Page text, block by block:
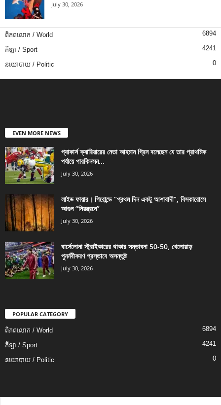
July 30, 2026
ពិភពលោក / World 6894
កីឡា / Sport 4241
នយោបាយ / Politic 0
EVEN MORE NEWS
প্যাকার্স ক্যারিয়ারের নেতা আহমান গ্রিন বলেছেন যে তার প্রাথমিক
পর্যায়ে পারকিনসন...
July 30, 2026
লাইভ ফায়ার। গিরোন্ডে “প্রথম দিন একটু আশাবাদী”, বিসকারোসে
আগুন “নিয়ন্ত্রনে”
July 30, 2026
বার্সেলোনা স্ট্রাইকারের থাকার সম্ভাবনা 50-50, খেলোয়াড়
পুনর্নবীকরণ প্রস্তাবে অসন্তুষ্ট
July 30, 2026
POPULAR CATEGORY
ពិភពលោក / World 6894
កីឡា / Sport 4241
នយោបាយ / Politic 0